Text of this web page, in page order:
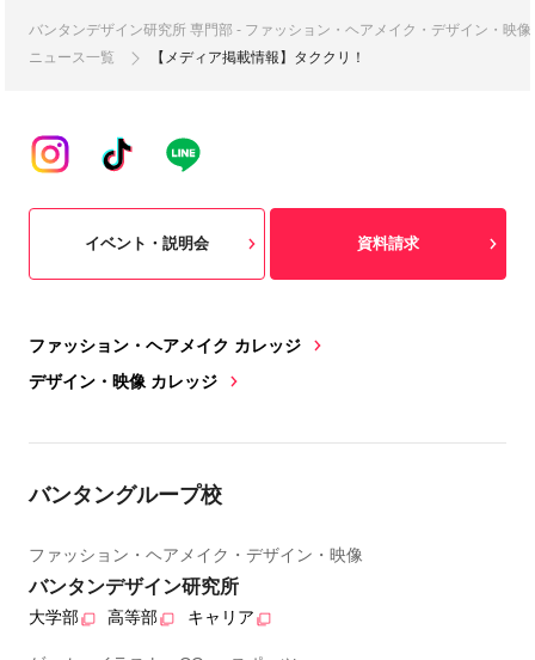
バンタンデザイン研究所 専門部 - ファッション・ヘアメイク・デザイン・映
ニュース一覧
【メディア掲載情報】タククリ！
ファッション・ヘアメイク カレッジ
デザイン・映像 カレッジ
イベント・説明会 資料請求
バンタングループ校
ファッション・ヘアメイク・デザイン・映像
バンタンデザイン研究所
大学部 高等部 キャリア